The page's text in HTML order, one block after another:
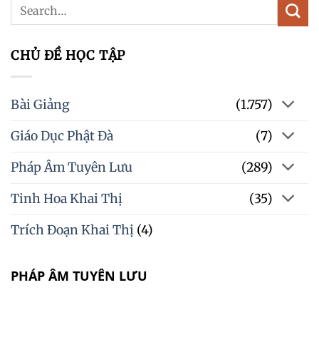
CHỦ ĐỀ HỌC TẬP
Bài Giảng
(1.757)
Giáo Dục Phật Đà
(7)
Pháp Âm Tuyên Lưu
(289)
Tinh Hoa Khai Thị
(35)
Trích Đoạn Khai Thị (4)
PHÁP ÂM TUYÊN LƯU